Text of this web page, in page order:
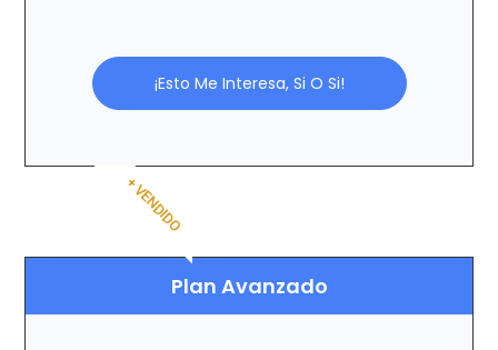
¡Esto Me Interesa, Si O Si!
+ VENDIDO
Plan Avanzado